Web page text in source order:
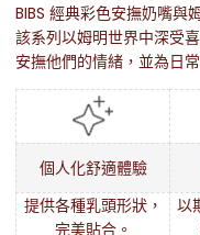
BIBS 經典彩色安撫奶嘴與
該系列以姆明世界中深受
安撫他們的情緒，並為日
個人化舒適體驗
提供各種乳頭形狀，
完美貼合。
以